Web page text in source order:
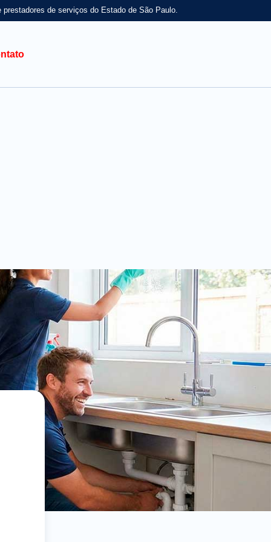
prestadores de serviços do Estado de São Paulo.